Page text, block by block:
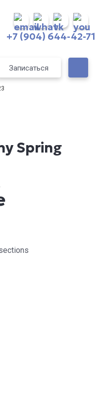
+7 (904) 644-42-71
Записаться
Spring